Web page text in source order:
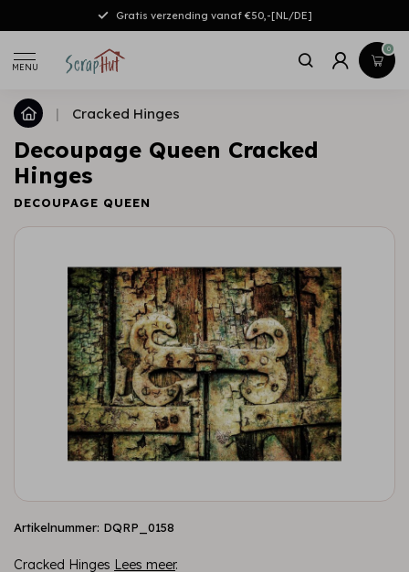
Gratis verzending vanaf €50,-[NL/DE]
MENU
0
| Cracked Hinges
Decoupage Queen Cracked
Hinges
DECOUPAGE QUEEN
Artikelnummer: DQRP_0158
Cracked Hinges Lees meer.